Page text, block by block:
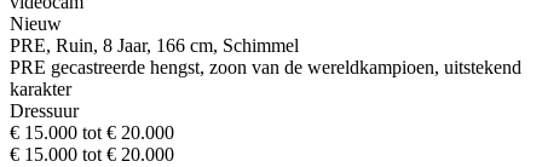
Nieuw
PRE, Ruin, 8 Jaar, 166 cm, Schimmel
PRE gecastreerde hengst, zoon van de wereldkampioen, uitstekend
karakter
Dressuur
€ 15.000 tot € 20.000
€ 15.000 tot € 20.000